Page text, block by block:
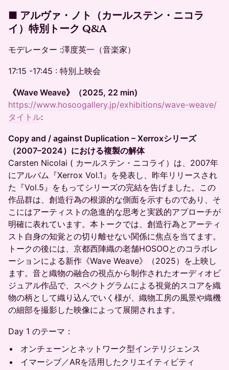
■ アルヴァ・ノト（カールステン・ニコラ
イ）特別トーク Q&A
モデレーター :澤度英一（音楽家）
17:15 -17:45 : 特別上映会
《Wave Weave》（2025, 22 min)
https://www.hosoogallery.jp/exhibitions/wave-weave/
タイトル:
Copy and / against Duplication – Xerroxシリーズ
（2007–2024）における複製の解体
Carsten Nicolai ( カールステン・ニコライ）は、2007年
にアルバム『Xerrox Vol.1』を発表し、昨年リリースされ
た『Vol.5』をもってシリーズの完結を告げました。この
作品群は、創造行為の根源的な側面を示すものであり、そ
こにはアーティストの急進的な思考と実践的アプローチが
明確に表れています。本トークでは、創造行為とアーティ
スト自身の知覚との切り離せない関係に焦点を当てます。
トークの後には、京都西陣織の老舗HOSOOとのコラボレ
ーションによる新作《Wave Weave》（2025）を上映し
ます。音と織物の融合の視点から制作されたオーディオビ
ジュアル作品で、スペクトグラムによる視覚的スコアを織
物の柄として織り込んでいく様が、織物工房の風景や織機
の細部を撮影した映像によって展開されます。
Day 1 のテーマ：
オンチェーンとネットワーク型インテリジェンス
イマーシブ／ARを活用したクリエイティビティ